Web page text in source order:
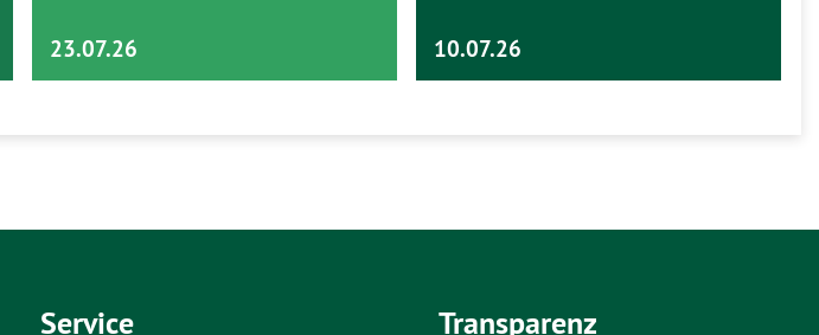
23.07.26 10.07.26
Service Transparenz